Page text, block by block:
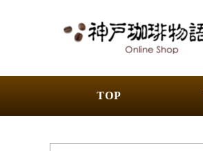
TOP